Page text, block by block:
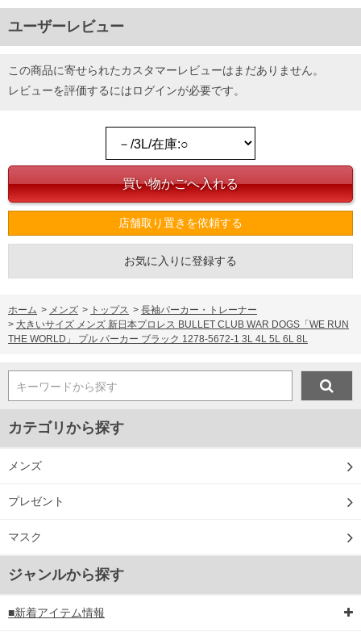
ユーザーレビュー
この商品に寄せられたカスタマーレビューはまだありません。
レビューを評価するにはログインが必要です。
店舗取り置きを依頼する
お気に入りに登録する
ホーム > メンズ > トップス > 長袖パーカー・トレーナー
> 大きいサイズ メンズ 新日本プロレス BULLET CLUB WAR DOGS「WE RUN
THE WORLD」 プル パーカー ブラック 1278-5672-1 3L 4L 5L 6L 8L
キーワードから探す
カテゴリから探す
メンズ
プレゼント
マスク
ジャンルから探す
■新着アイテム情報